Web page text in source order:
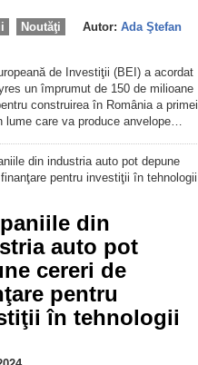
Noutăţi Autor: Ada Ştefan
de Investiţii (BEI) a acordat
un împrumut de 150 de milioane
construirea în România a primei
lume care va produce anvelope…
din
auto pot
cereri de
pentru
în tehnologii